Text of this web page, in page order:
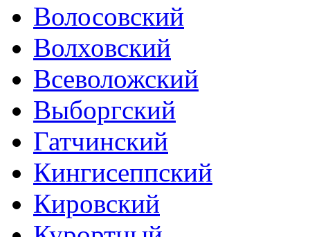
Волосовский
Волховский
Всеволожский
Выборгский
Гатчинский
Кингисеппский
Кировский